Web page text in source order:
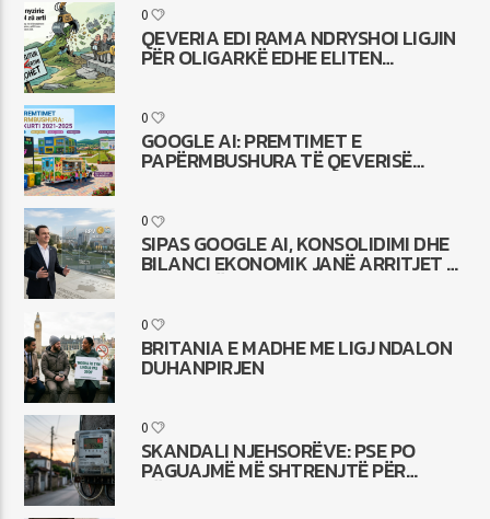
0
QEVERIA EDI RAMA NDRYSHOI LIGJIN
PËR OLIGARKË EDHE ELITEN
0
GOOGLE AI: PREMTIMET E
PAPËRMBUSHURA TË QEVERISË
0
SIPAS GOOGLE AI, KONSOLIDIMI DHE
BILANCI EKONOMIK JANË ARRITJET E
QEVERISË KURTI 2021-2025
0
BRITANIA E MADHE ME LIGJ NDALON
DUHANPIRJEN
0
SKANDALI NJEHSORËVE: PSE PO
PAGUAJMË MË SHTRENJTË PËR
DËSHTIMIN E ZRRE